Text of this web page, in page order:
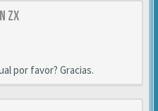
ZX
por favor? Gracias.